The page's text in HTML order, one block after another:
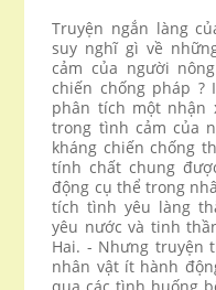
Truyện ngắn làng
suy nghĩ gì về
cảm của người
chiến chống pháp
phân tích một nhận
trong tình cảm của
kháng chiến chống
tính chất chung
động cụ thể trong
tích tình yêu làng
yêu nước và tinh
Hai. - Nhưng truyện
nhân vật ít hành